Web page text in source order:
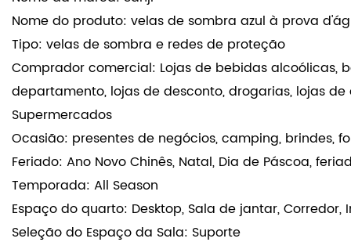
Detalhes rápidos
Nome da marca: Sanji
Nome do produto: velas de sombra azul à prova
Tipo: velas de sombra e redes de proteção
Comprador comercial: Lojas de bebidas alcoólicas,
departamento, lojas de desconto, drogarias, lojas
Supermercados
Ocasião: presentes de negócios, camping, brindes,
Feriado: Ano Novo Chinês, Natal, Dia de Páscoa,